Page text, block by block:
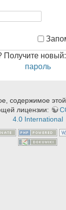
Получите новый:
пароль
содержимое
лицензии:
4.0 International